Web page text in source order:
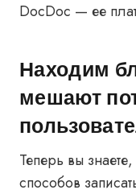
DocDoc — ее
Находим
мешают
Теперь вы
способов